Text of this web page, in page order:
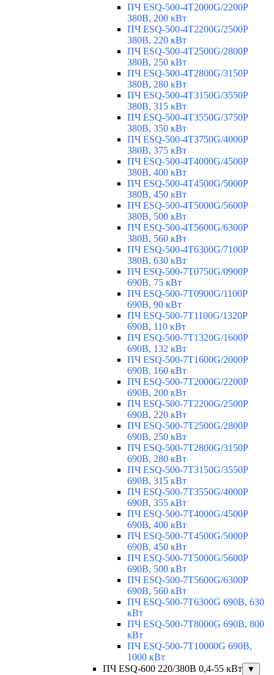
ПЧ ESQ-500-4T2000G/2200P
380В, 200 кВт
ПЧ ESQ-500-4T2200G/2500P
380В, 220 кВт
ПЧ ESQ-500-4T2500G/2800P
380В, 250 кВт
ПЧ ESQ-500-4T2800G/3150P
380В, 280 кВт
ПЧ ESQ-500-4T3150G/3550P
380В, 315 кВт
ПЧ ESQ-500-4T3550G/3750P
380В, 350 кВт
ПЧ ESQ-500-4T3750G/4000P
380В, 375 кВт
ПЧ ESQ-500-4T4000G/4500P
380В, 400 кВт
ПЧ ESQ-500-4T4500G/5000P
380В, 450 кВт
ПЧ ESQ-500-4T5000G/5600P
380В, 500 кВт
ПЧ ESQ-500-4T5600G/6300P
380В, 560 кВт
ПЧ ESQ-500-4T6300G/7100P
380В, 630 кВт
ПЧ ESQ-500-7T0750G/0900P
690В, 75 кВт
ПЧ ESQ-500-7T0900G/1100P
690В, 90 кВт
ПЧ ESQ-500-7T1100G/1320P
690В, 110 кВт
ПЧ ESQ-500-7T1320G/1600P
690В, 132 кВт
ПЧ ESQ-500-7T1600G/2000P
690В, 160 кВт
ПЧ ESQ-500-7T2000G/2200P
690В, 200 кВт
ПЧ ESQ-500-7T2200G/2500P
690В, 220 кВт
ПЧ ESQ-500-7T2500G/2800P
690В, 250 кВт
ПЧ ESQ-500-7T2800G/3150P
690В, 280 кВт
ПЧ ESQ-500-7T3150G/3550P
690В, 315 кВт
ПЧ ESQ-500-7T3550G/4000P
690В, 355 кВт
ПЧ ESQ-500-7T4000G/4500P
690В, 400 кВт
ПЧ ESQ-500-7T4500G/5000P
690В, 450 кВт
ПЧ ESQ-500-7T5000G/5600P
690В, 500 кВт
ПЧ ESQ-500-7T5600G/6300P
690В, 560 кВт
ПЧ ESQ-500-7T6300G 690В, 630
кВт
ПЧ ESQ-500-7T8000G 690В, 800
кВт
ПЧ ESQ-500-7T10000G 690В,
1000 кВт
ПЧ ESQ-600 220/380В 0,4-55 кВт
▼